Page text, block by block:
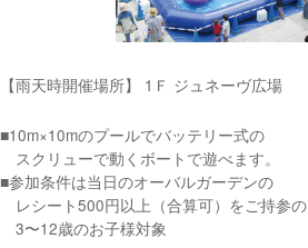
【雨天時開催場所】 1Ｆ ジュネーヴ広場
■10m×10mのプールでバッテリー式の
スクリューで動くボートで遊べます。
■参加条件は当日のオーバルガーデンの
レシート500円以上（合算可）をご持参の
3〜12歳のお子様対象